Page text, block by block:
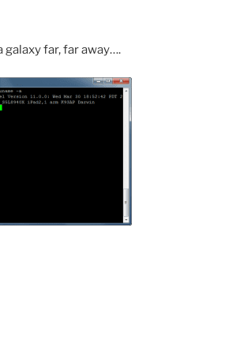
galaxy far, far away….